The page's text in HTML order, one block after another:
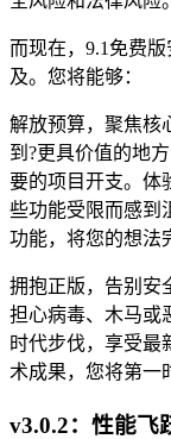
而现在，9.1免费
及。您将能够：
解放预算，聚焦核
到?更具价值的地
要的项目开支。体
些功能受限而感到
功能，将您的想法
拥抱正版，告别安
担心病毒、木马或
时代步伐，享受最
术成果，您将第一
v3.0.2：性能飞